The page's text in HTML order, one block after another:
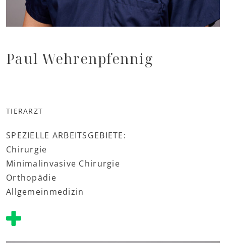
Paul Wehrenpfennig
TIERARZT
SPEZIELLE ARBEITSGEBIETE:
Chirurgie
Minimalinvasive Chirurgie
Orthopädie
Allgemeinmedizin